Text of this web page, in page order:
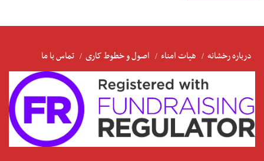
درباره رخشانه هیات امناء اصول و خطوط کاری تماس با ما